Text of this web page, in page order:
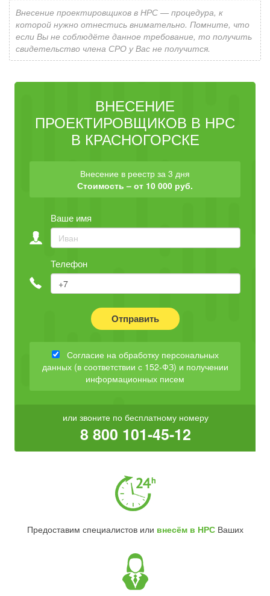
Внесение проектировщиков в НРС — процедура, к
которой нужно отнестись внимательно. Помните, что
если Вы не соблюдёте данное требование, то получить
свидетельство члена СРО у Вас не получится.
ВНЕСЕНИЕ
ПРОЕКТИРОВЩИКОВ В НРС
В КРАСНОГОРСКЕ
Внесение в реестр за 3 дня
Стоимость – от 10 000 руб.
Ваше имя
Телефон
Отправить
Согласие на обработку персональных
данных (в соответствии с 152-ФЗ) и получении
информационных писем
или звоните по бесплатному номеру
8 800 101-45-12
Предоставим специалистов или внесём в НРСВаших